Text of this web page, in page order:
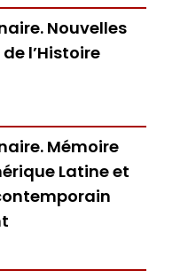
Nouvelles
l’Histoire
Mémoire
Latine et